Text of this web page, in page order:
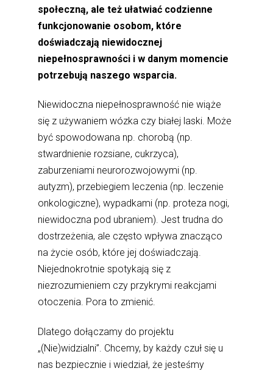
społeczną, ale też ułatwiać codzienne
funkcjonowanie osobom, które
doświadczają niewidocznej
niepełnosprawności i w danym momencie
potrzebują naszego wsparcia.
Niewidoczna niepełnosprawność nie wiąże
się z używaniem wózka czy białej laski. Może
być spowodowana np. chorobą (np.
stwardnienie rozsiane, cukrzyca),
zaburzeniami neurorozwojowymi (np.
autyzm), przebiegiem leczenia (np. leczenie
onkologiczne), wypadkami (np. proteza nogi,
niewidoczna pod ubraniem). Jest trudna do
dostrzeżenia, ale często wpływa znacząco
na życie osób, które jej doświadczają.
Niejednokrotnie spotykają się z
niezrozumieniem czy przykrymi reakcjami
otoczenia. Pora to zmienić.
Dlatego dołączamy do projektu
„(Nie)widzialni”. Chcemy, by każdy czuł się u
nas bezpiecznie i wiedział, że jesteśmy